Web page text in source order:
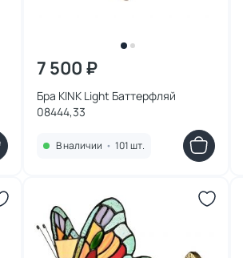
7 500 ₽
Бра KINK Light Баттерфляй
08444,33
В наличии • 101 шт.